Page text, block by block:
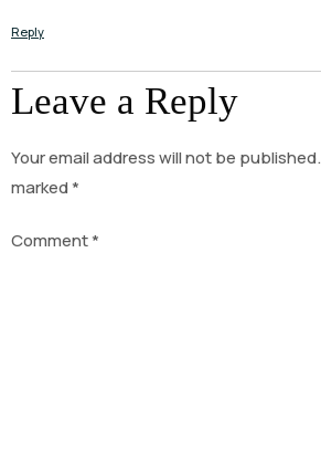
Reply
Leave a Reply
Your email address will not be published.
marked*
Comment*